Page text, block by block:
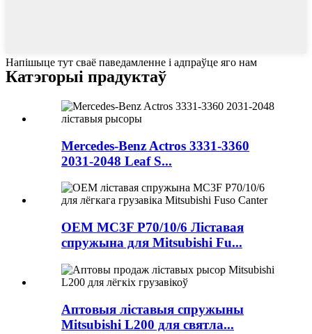
Напішыце тут сваё паведамленне і адпраўце яго нам
Катэгорыі прадуктаў
Mercedes-Benz Actros 3331-3360
2031-2048 Leaf S...
OEM MC3F P70/10/6 Ліставая
спружына для Mitsubishi Fu...
Аптовыя ліставыя спружыны
Mitsubishi L200 для святла...